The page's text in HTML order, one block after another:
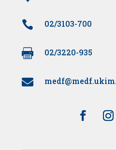
 02/3103-700
 02/3220-935
